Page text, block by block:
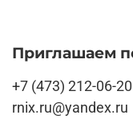
Приглашаем
+7 (473) 212-06-20
rnix.ru@yandex.ru